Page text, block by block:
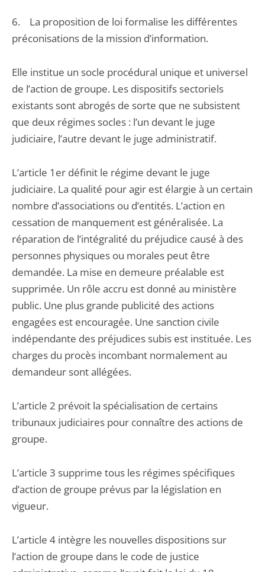
6. La proposition de loi formalise les différentes
préconisations de la mission d’information.
Elle institue un socle procédural unique et universel
de l’action de groupe. Les dispositifs sectoriels
existants sont abrogés de sorte que ne subsistent
que deux régimes socles : l’un devant le juge
judiciaire, l’autre devant le juge administratif.
L’article 1er définit le régime devant le juge
judiciaire. La qualité pour agir est élargie à un certain
nombre d’associations ou d’entités. L’action en
cessation de manquement est généralisée. La
réparation de l’intégralité du préjudice causé à des
personnes physiques ou morales peut être
demandée. La mise en demeure préalable est
supprimée. Un rôle accru est donné au ministère
public. Une plus grande publicité des actions
engagées est encouragée. Une sanction civile
indépendante des préjudices subis est instituée. Les
charges du procès incombant normalement au
demandeur sont allégées.
L’article 2 prévoit la spécialisation de certains
tribunaux judiciaires pour connaître des actions de
groupe.
L’article 3 supprime tous les régimes spécifiques
d’action de groupe prévus par la législation en
vigueur.
L’article 4 intègre les nouvelles dispositions sur
l’action de groupe dans le code de justice